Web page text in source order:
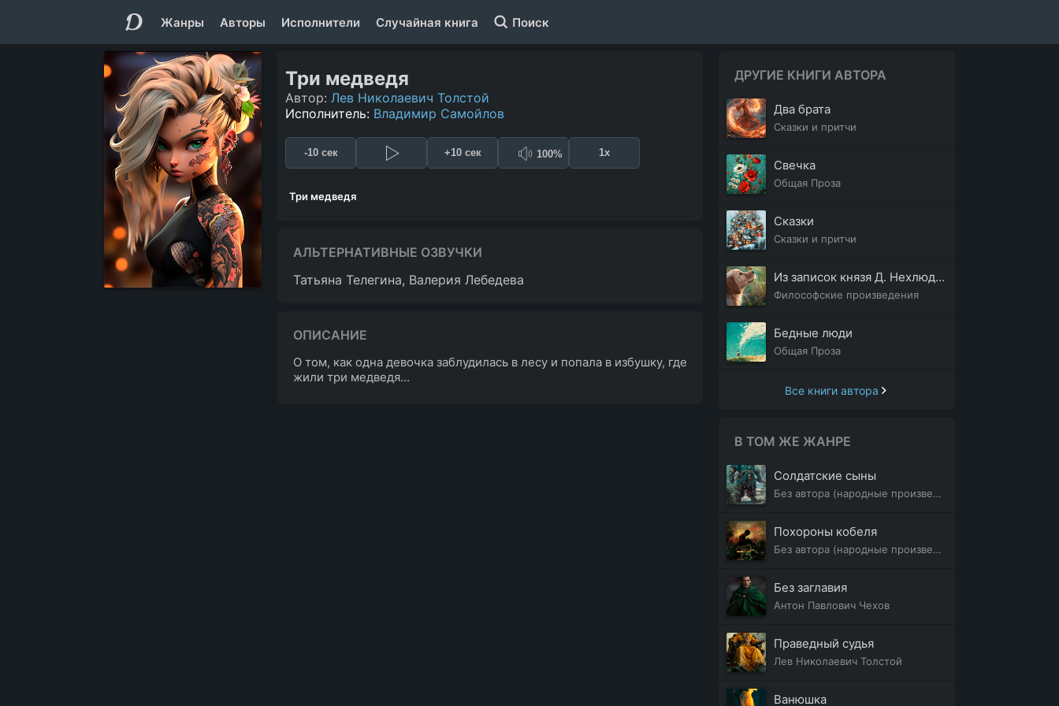
Жанры Авторы Исполнители Случайная книга Поиск
Три медведя
Автор: Лев Николаевич Толстой
Исполнитель: Владимир Самойлов
-10 сек +10 сек 100% 1x
Три медведя
АЛЬТЕРНАТИВНЫЕ ОЗВУЧКИ
Татьяна Телегина Валерия Лебедева
ОПИСАНИЕ
О том, как одна девочка заблудилась в лесу и попала в избушку, где
жили три медведя...
ДРУГИЕ КНИГИ АВТОРА
Два брата
Сказки и притчи
Свечка
Общая Проза
Сказки
Сказки и притчи
Из записок князя Д. Нехлюдова. Люцерн
Философские произведения
Бедные люди
Общая Проза
Все книги автора
В ТОМ ЖЕ ЖАНРЕ
Солдатские сыны
Без автора (народные произведения)
Похороны кобеля
Без автора (народные произведения)
Без заглавия
Антон Павлович Чехов
Праведный судья
Лев Николаевич Толстой
Ванюшка